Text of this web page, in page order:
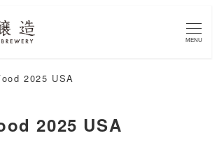
MENU
2025 USA
2025 USA